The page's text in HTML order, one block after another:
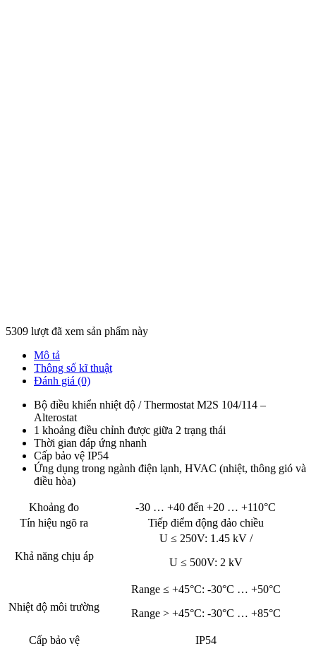
5309 lượt đã xem sản phẩm này
Mô tả
Thông số kĩ thuật
Đánh giá (0)
Bộ điều khiển nhiệt độ / Thermostat M2S 104/114 –
Alterostat
1 khoảng điều chỉnh được giữa 2 trạng thái
Thời gian đáp ứng nhanh
Cấp bảo vệ IP54
Ứng dụng trong ngành điện lạnh, HVAC (nhiệt, thông gió và
điều hòa)
Khoảng đo
-30 … +40 đến +20 … +110°C
Tín hiệu ngõ ra
Tiếp điểm động đảo chiều
Khả năng chịu áp
U ≤ 250V: 1.45 kV /
U ≤ 500V: 2 kV
Nhiệt độ môi trường
Range ≤ +45°C: -30°C … +50°C
Range > +45°C: -30°C … +85°C
Cấp bảo vệ IP54